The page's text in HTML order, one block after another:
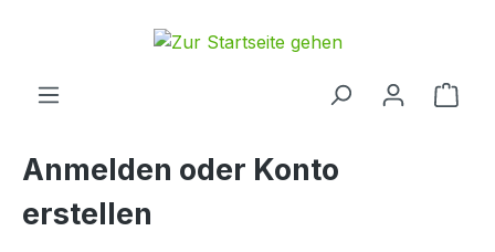
Anmelden oder Konto
erstellen